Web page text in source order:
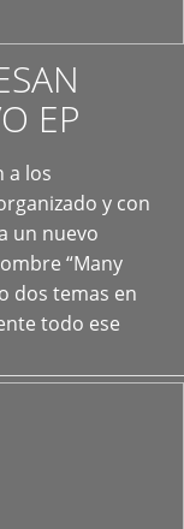
EP
a los
y con
un nuevo
“Many
dos temas en
todo ese